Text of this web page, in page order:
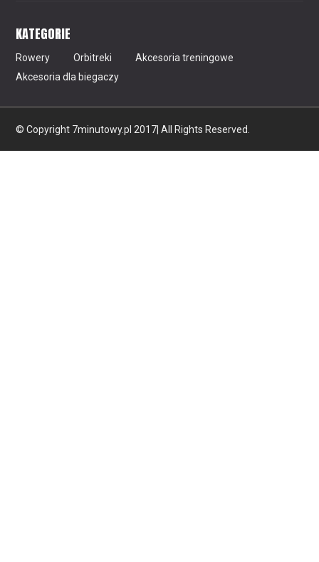
KATEGORIE
Rowery Orbitreki
Akcesoria treningowe
Akcesoria dla biegaczy
© Copyright 7minutowy.pl 2017| All Rights Reserved.